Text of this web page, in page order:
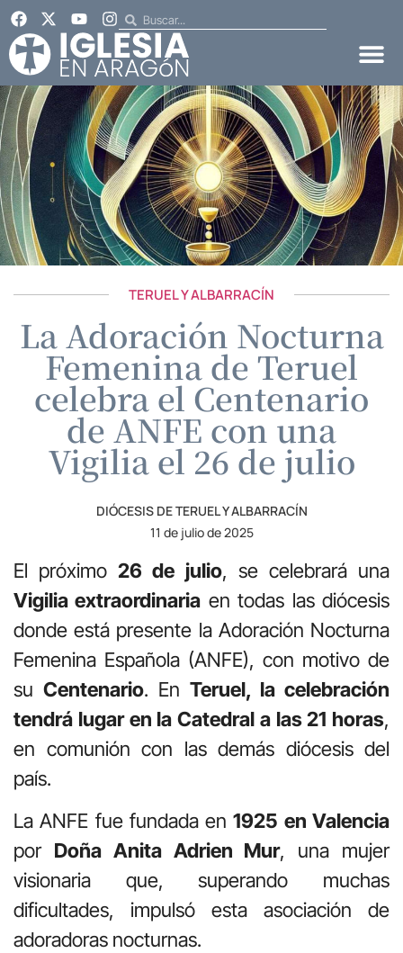
TERUEL Y ALBARRACÍN
La Adoración Nocturna
Femenina de Teruel
celebra el Centenario
de ANFE con una
Vigilia el 26 de julio
DIÓCESIS DE TERUEL Y ALBARRACÍN
11 de julio de 2025
El próximo26 de julio, se celebrará una
Vigilia extraordinaria en todas las diócesis
donde está presente la Adoración Nocturna
Femenina Española (ANFE), con motivo de
su Centenario. En Teruel, la celebración
tendrá lugar en la Catedral a las 21 horas,
en comunión con las demás diócesis del
país.
La ANFE fue fundada en1925 en Valencia
por Doña Anita Adrien Mur, una mujer
visionaria que, superando muchas
dificultades, impulsó esta asociación de
adoradoras nocturnas.